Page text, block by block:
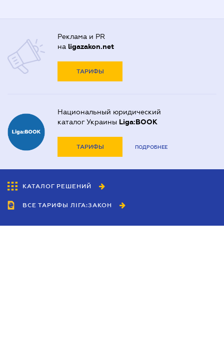
Реклама и PR
на ligazakon.net
ТАРИФЫ
Национальный юридический
каталог Украины Liga:BOOK
ТАРИФЫ ПОДРОБНЕЕ
КАТАЛОГ РЕШЕНИЙ
ВСЕ ТАРИФЫ ЛІГА:ЗАКОН